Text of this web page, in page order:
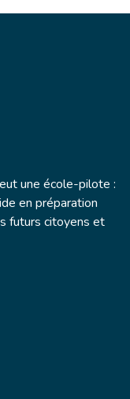
une école-pilote :
en préparation
futurs citoyens et